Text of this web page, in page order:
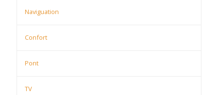
Naviguation
Confort
Pont
TV